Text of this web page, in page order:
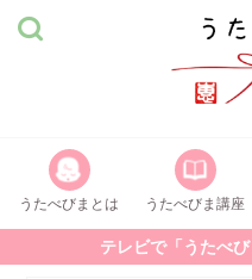
うたべびまとは うたべびま講座
テレビで「うたべ